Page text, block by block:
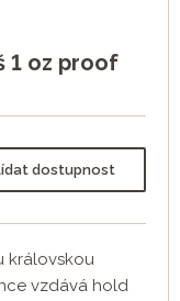
1 oz proof
dostupnost
královskou
vzdává hold